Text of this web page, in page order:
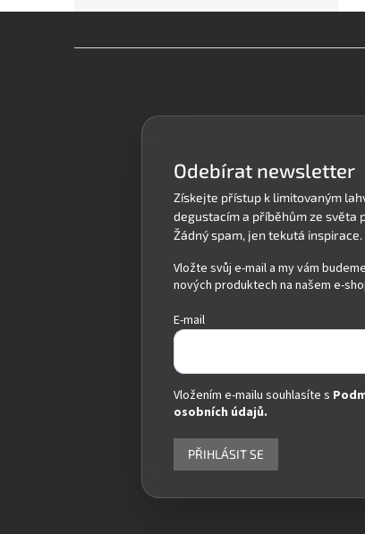
Odebírat newsletter
Vložte svůj e-mail a my vám
nových produktech na našem e-
E-mail
Vložením e-mailu souhlasíte s
osobních údajů.
PŘIHLÁSIT SE